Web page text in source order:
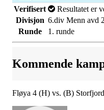
Verifisert
Resultatet er
Divisjon 6.div Menn avd 2
Runde
1. runde
Kommende
Fløya 4 (H) vs. (B) Storfjord